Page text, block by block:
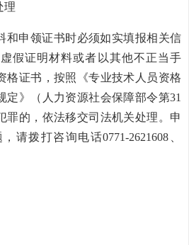
理
和申领证书时必须如实填报相关信
假证明材料或者以其他不正当手
格证书，按照《专业技术人员资格
定》（人力资源社会保障部令第31
罪的，依法移交司法机关处理。申
请拨打咨询电话0771-2621608、